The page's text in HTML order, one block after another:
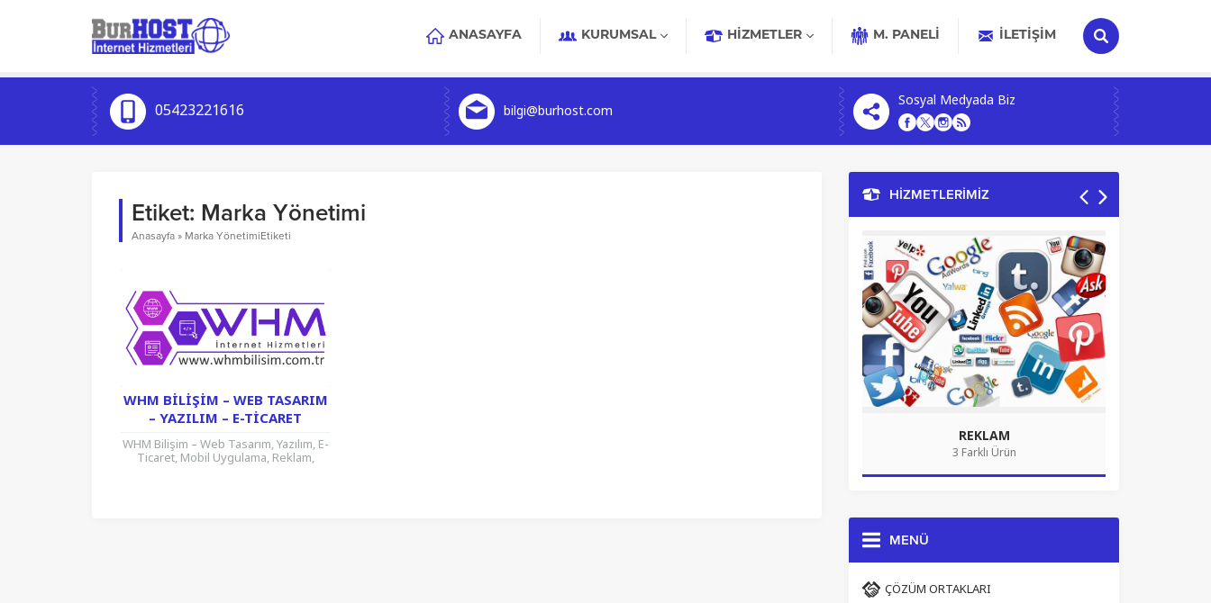
ANASAYFA KURUMSAL HIZMETLER M. PANELİ İLETIŞIM
05423221616 bilgi@burhost.com
Sosyal Medyada Biz
Etiket: Marka Yönetimi
Anasayfa » Marka YönetimiEtiketi
WHM BILIŞIM – WEB TASARIM
– YAZILIM – E-TICARET
WHM Bilişim – Web Tasarım, Yazılım, E-
Ticaret, Mobil Uygulama, Reklam,
HİZMETLERİMİZ
REKLAM
3 Farklı Ürün
MENÜ
ÇÖZÜM ORTAKLARI